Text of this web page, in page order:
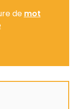
de mot